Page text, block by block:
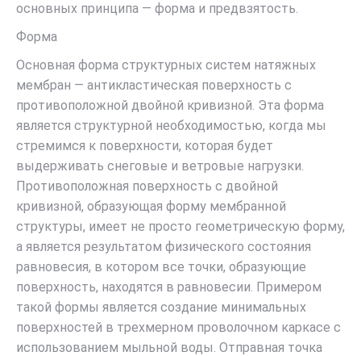
основных принципа — форма и предвзятость.
Форма
Основная форма структурных систем натяжных
мембран — антикластическая поверхность с
противоположной двойной кривизной. Эта форма
является структурной необходимостью, когда мы
стремимся к поверхности, которая будет
выдерживать снеговые и ветровые нагрузки.
Противоположная поверхность с двойной
кривизной, образующая форму мембранной
структуры, имеет не просто геометрическую форму,
а является результатом физического состояния
равновесия, в котором все точки, образующие
поверхность, находятся в равновесии. Примером
такой формы является создание минимальных
поверхностей в трехмерном проволочном каркасе с
использованием мыльной воды. Отправная точка